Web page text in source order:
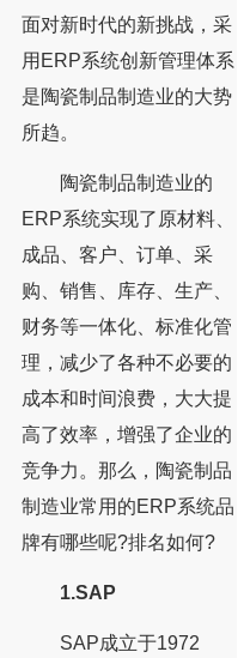
面对新时代的新挑战，采
用ERP系统创新管理体系
是陶瓷制品制造业的大势
所趋。
陶瓷制品制造业的
ERP系统实现了原材料、
成品、客户、订单、采
购、销售、库存、生产、
财务等一体化、标准化管
理，减少了各种不必要的
成本和时间浪费，大大提
高了效率，增强了企业的
竞争力。那么，陶瓷制品
制造业常用的ERP系统品
牌有哪些呢?排名如何?
1.SAP
SAP成立于1972